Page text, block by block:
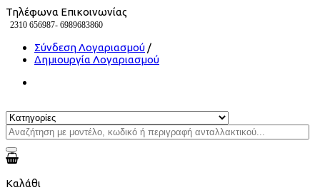
Τηλέφωνα Επικοινωνίας
2310 656987- 6989683860
Σύνδεση Λογαριασμού /
Δημιουργία Λογαριασμού
Καλάθι